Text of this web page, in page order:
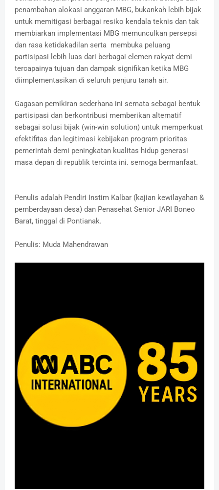
penambahan alokasi anggaran MBG, bukankah lebih bijak
untuk memitigasi berbagai resiko kendala teknis dan tak
membiarkan implementasi MBG memunculkan persepsi
dan rasa ketidakadilan serta membuka peluang
partisipasi lebih luas dari berbagai elemen rakyat demi
tercapainya tujuan dan dampak signifikan ketika MBG
diimplementasikan di seluruh penjuru tanah air.
Gagasan pemikiran sederhana ini semata sebagai bentuk
partisipasi dan berkontribusi memberikan alternatif
sebagai solusi bijak (win-win solution) untuk memperkuat
efektifitas dan legitimasi kebijakan program prioritas
pemerintah demi peningkatan kualitas hidup generasi
masa depan di republik tercinta ini. semoga bermanfaat.
Penulis adalah Pendiri Instim Kalbar (kajian kewilayahan &
pemberdayaan desa) dan Penasehat Senior JARI Boneo
Barat, tinggal di Pontianak.
Penulis: Muda Mahendrawan